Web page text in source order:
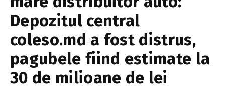
Depozitul central
coleso.md a fost distrus,
pagubele fiind estimate la
30 de milioane de lei